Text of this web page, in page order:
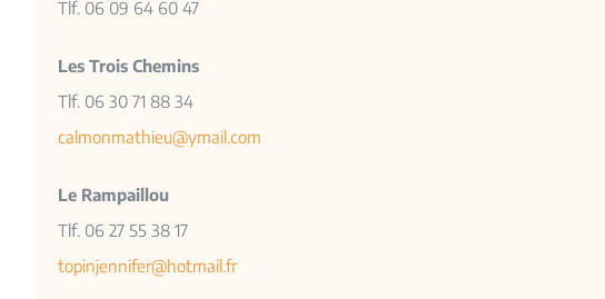
Tlf. 06 09 64 60 47
Les Trois Chemins
Tlf. 06 30 71 88 34
calmonmathieu@ymail.com
Le Rampaillou
Tlf. 06 27 55 38 17
topinjennifer@hotmail.fr